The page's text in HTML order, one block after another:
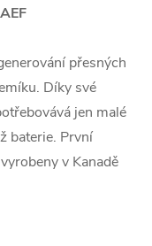
přesných
Díky své
jen malé
baterie. První
v Kanadě